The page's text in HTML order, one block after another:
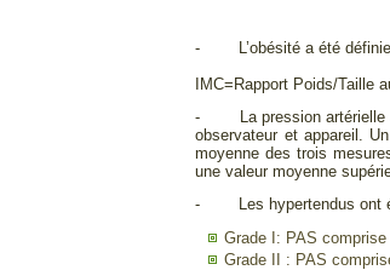
- L’obésité a été définie
IMC=Rapport Poids/Taille
- La pression artérielle a
observateur et appareil.
moyenne des trois
une valeur moyenne
- Les hypertendus ont
Grade I: PAS
Grade II : PAS